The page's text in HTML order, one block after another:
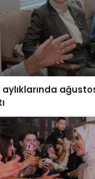
aylıklarında